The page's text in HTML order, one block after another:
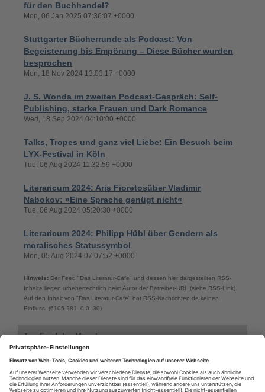
für den Buchhandel?
Mon, 06 Jan 2025 07:36:07 +0000
Stuttgarter Bücherrunde als Podcast: Von
Begeisterung bis Empörung – Diese Bücher wurden
besprochen
Mon, 18 Nov 2024 13:03:17 +0000
J. S. Wonda im zweiten Podcast-Gespräch: Self-
Publishing, starke Frauen und Dark Romance
Wed, 18 Sep 2024 04:10:00 +0000
Talks, Tropes und ganz viel Liebe: Ein Besuch beim
LYX-Festival in Köln
Tue, 06 Aug 2024 11:32:59 +0000
Literaricum 2024: Aris Fioretosüber Vladimir
Nabokov: »Eine Sprache genügt nicht«
Tue, 06 Aug 2024 05:20:30 +0000
Literaricum 2024: Philipp Hübl über Gendern als
moralisches Statussymbol
Mon, 05 Aug 2024 07:07:52 +0000
Hinweis: Der Feed "Das Literatur-Cafe" und dessen hier dargestellten RSS-
Inhalte liegen urheberrechtlich beim Autor der Betreiber-URL (siehe RSS-Link).
Auf den Inhalt von "Das Literatur-Cafe" hat RSS-Nachrichten.de keinen
Einfluss. (6105-281--0-0--30)
Top-Feed des Monats
Top-Feeds des Monats aus der Kategorie: Wissen
Hoaxilla - Der skeptische Podcast aus Münster